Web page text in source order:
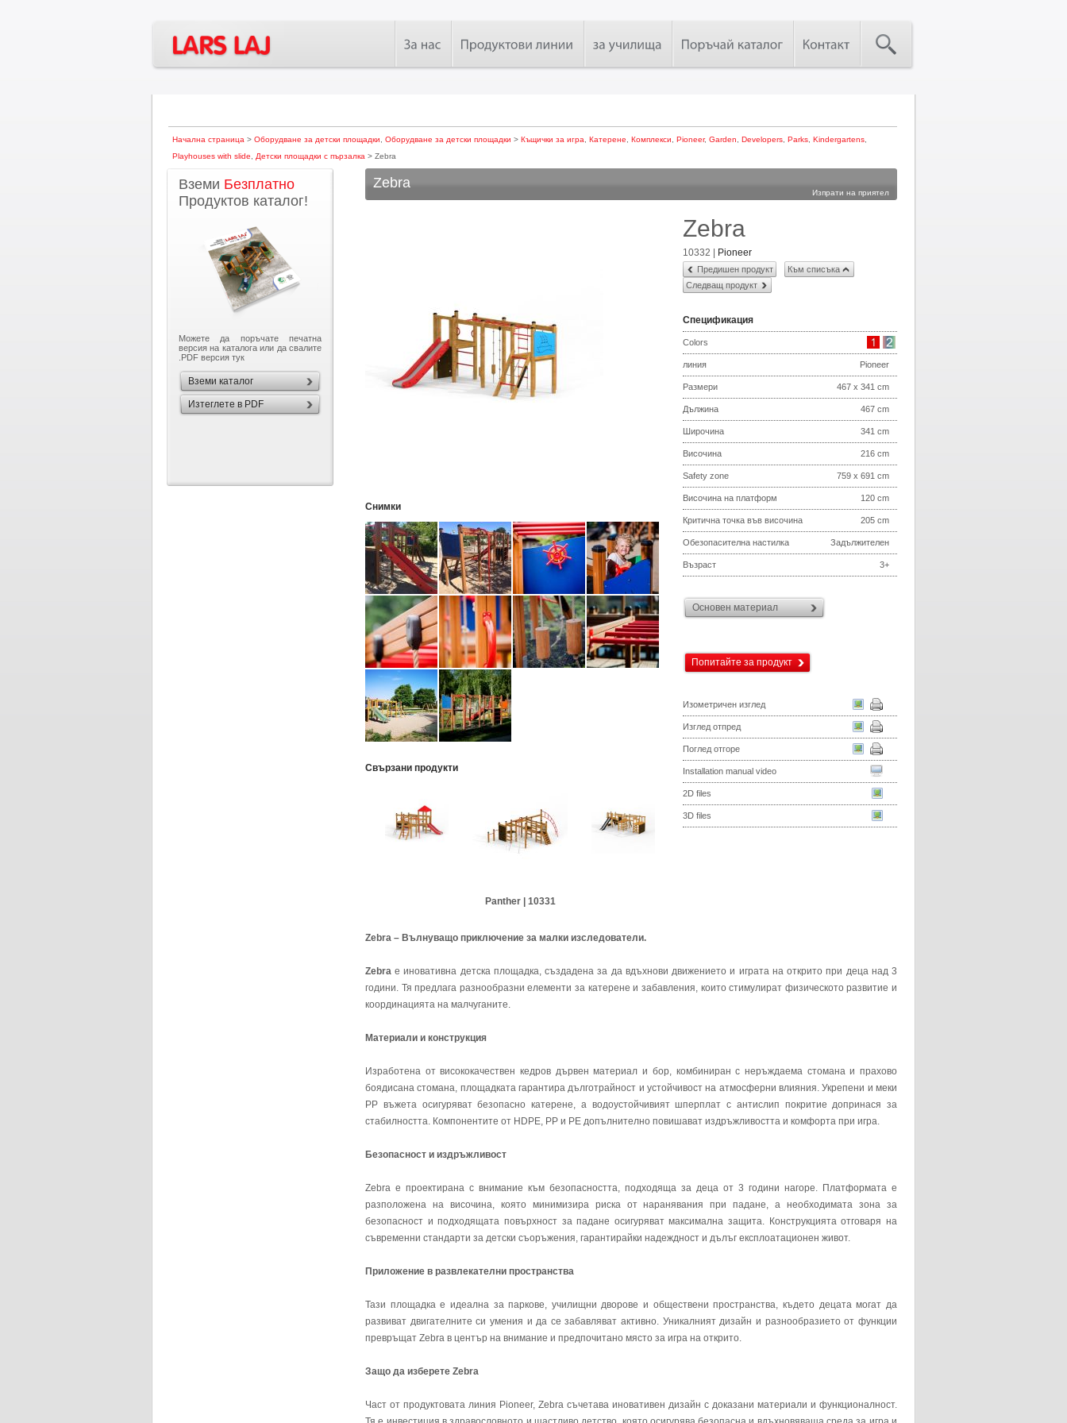
Начална страница > Оборудване за детски площадки Оборудване за детски площадки > Къщички за игра Катерене Комплекси Pioneer, Garden Developers Parks Kindergartens
Playhouses with slide
Детски площадки с пързалка > Zebra
Вземи Безплатно
Продуктов каталог!
Можете да поръчате печатна
версия на каталога или да свалите
.PDF версия тук
Вземи каталог
Изтеглете в PDF
Zebra
Изпрати на приятел
Снимки
Свързани продукти
Panther | 10331
Zebra
10332 Pioneer
Предишен продукт
Към списъка
Следващ продукт
Спецификация
Colors
линия Pioneer
Размери 467 x 341 cm
Дължина 467 cm
Широчина 341 cm
Височина 216 cm
Safety zone 759 x 691 cm
Височина на платформ 120 cm
Критична точка във височина 205 cm
Обезопасителна настилка Задължителен
Възраст 3+
Основен материал
Попитайте за продукт
Изометричен изглед
Изглед отпред
Поглед отгоре
Installation manual video
2D files
3D files
Zebra – Вълнуващо приключение за малки изследователи.
Zebra е иновативна детска площадка, създадена за да вдъхнови движението и играта на открито при деца над 3
години. Тя предлага разнообразни елементи за катерене и забавления, които стимулират физическото развитие и
координацията на малчуганите.
Материали и конструкция
Изработена от висококачествен кедров дървен материал и бор, комбиниран с неръждаема стомана и прахово
боядисана стомана, площадката гарантира дълготрайност и устойчивост на атмосферни влияния. Укрепени и меки
PP въжета осигуряват безопасно катерене, а водоустойчивият шперплат с антислип покритие допринася за
стабилността. Компонентите от HDPE, PP и PE допълнително повишават издръжливостта и комфорта при игра.
Безопасност и издръжливост
Zebra е проектирана с внимание към безопасността, подходяща за деца от 3 години нагоре. Платформата е
разположена на височина, която минимизира риска от наранявания при падане, а необходимата зона за
безопасност и подходящата повърхност за падане осигуряват максимална защита. Конструкцията отговаря на
съвременни стандарти за детски съоръжения, гарантирайки надеждност и дълъг експлоатационен живот.
Приложение в развлекателни пространства
Тази площадка е идеална за паркове, училищни дворове и обществени пространства, където децата могат да
развиват двигателните си умения и да се забавляват активно. Уникалният дизайн и разнообразието от функции
превръщат Zebra в център на внимание и предпочитано място за игра на открито.
Защо да изберете Zebra
Част от продуктовата линия Pioneer, Zebra съчетава иновативен дизайн с доказани материали и функционалност.